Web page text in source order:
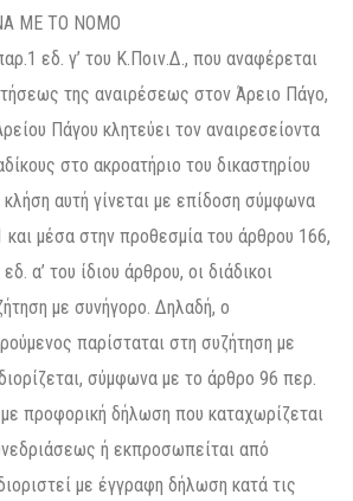
ΜΕ ΤΟ ΝΟΜΟ
εδ. γ’ του Κ.Ποιν.Δ., που αναφέρεται
της αναιρέσεως στον Άρειο Πάγο,
Πάγου κλητεύει τον αναιρεσείοντα
στο ακροατήριο του δικαστηρίου
αυτή γίνεται με επίδοση σύμφωνα
μέσα στην προθεσμία του άρθρου 166,
α’ του ίδιου άρθρου, οι διάδικοι
με συνήγορο. Δηλαδή, ο
παρίσταται στη συζήτηση με
σύμφωνα με το άρθρο 96 περ.
με προφορική δήλωση που καταχωρίζεται
ή εκπροσωπείται από
με έγγραφη δήλωση κατά τις